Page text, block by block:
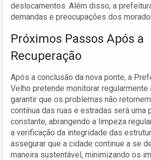
deslocamentos. Além disso, a
demandas e preocupações dos
Próximos Passos Após a
Recuperação
Após a conclusão da nova ponte, a
Velho pretende monitorar regularmente
garantir que os problemas não
contínua das ruas e estradas será uma
constante, abrangendo a limpeza
a verificação da integridade das
assegurar que a cidade continue a se
maneira sustentável, minimizando os